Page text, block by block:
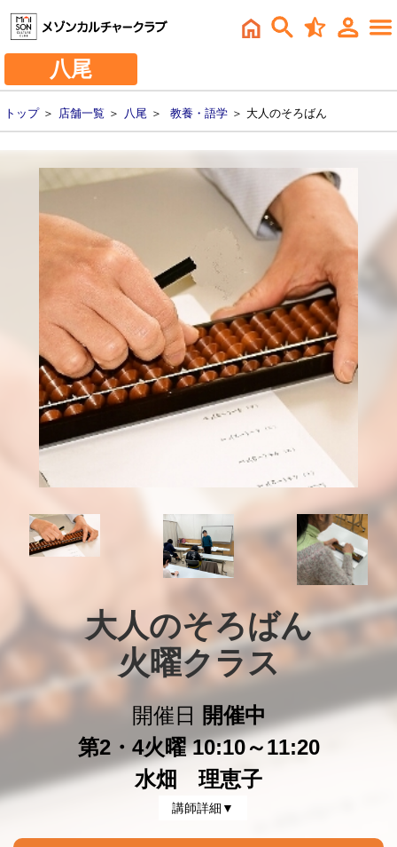
八尾
トップ＞ 店舗一覧 ＞ 八尾 ＞ 教養・語学 ＞ 大人のそろばん
大人のそろばん
火曜クラス
開催日
開催中
第2・4火曜 10:10～11:20
水畑 理恵子
講師詳細▼